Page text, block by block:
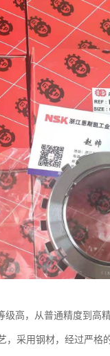
高，从普通精度到
，采用钢材，经过严